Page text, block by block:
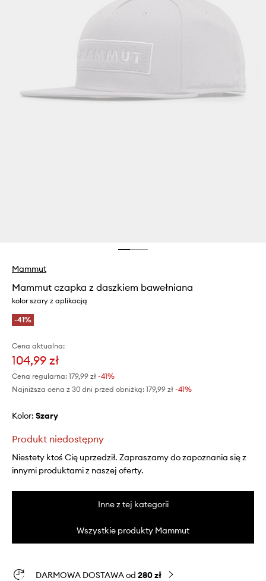
Mammut
Mammut czapka z daszkiem bawełniana
kolor szary z aplikacją
-41%
Cena aktualna:
104,99 zł
Cena regularna: 179,99 zł -41%
Najniższa cena z 30 dni przed obniżką: 179,99 zł -41%
Kolor: szary
Produkt niedostępny
Niestety ktoś Cię uprzedził. Zapraszamy do zapoznania się z
innymi produktami z naszej oferty.
Inne z tej kategorii
Wszystkie produkty Mammut
DARMOWA DOSTAWA od 280 zł